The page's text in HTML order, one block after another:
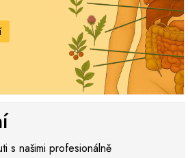
s našimi profesionálně